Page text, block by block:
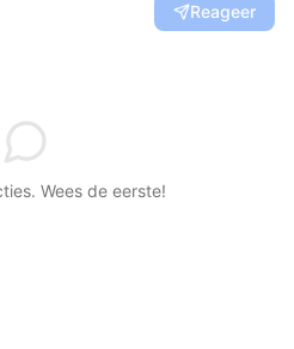
Reageer
Wees de eerste!